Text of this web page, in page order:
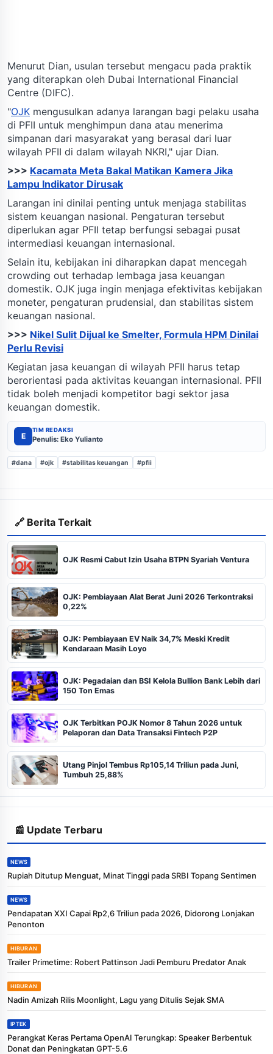
Menurut Dian, usulan tersebut mengacu pada praktik
yang diterapkan oleh Dubai International Financial
Centre (DIFC).
"OJK mengusulkan adanya larangan bagi pelaku usaha
di PFII untuk menghimpun dana atau menerima
simpanan dari masyarakat yang berasal dari luar
wilayah PFII di dalam wilayah NKRI," ujar Dian.
>>> Kacamata Meta Bakal Matikan Kamera Jika
Lampu Indikator Dirusak
Larangan ini dinilai penting untuk menjaga stabilitas
sistem keuangan nasional. Pengaturan tersebut
diperlukan agar PFII tetap berfungsi sebagai pusat
intermediasi keuangan internasional.
Selain itu, kebijakan ini diharapkan dapat mencegah
crowding out terhadap lembaga jasa keuangan
domestik. OJK juga ingin menjaga efektivitas kebijakan
moneter, pengaturan prudensial, dan stabilitas sistem
keuangan nasional.
>>> Nikel Sulit Dijual ke Smelter, Formula HPM Dinilai
Perlu Revisi
Kegiatan jasa keuangan di wilayah PFII harus tetap
berorientasi pada aktivitas keuangan internasional. PFII
tidak boleh menjadi kompetitor bagi sektor jasa
keuangan domestik.
E
TIM REDAKSI
Penulis: Eko Yulianto
#dana #ojk #stabilitas keuangan #pfii
🔗 Berita Terkait
OJK Resmi Cabut Izin Usaha BTPN Syariah Ventura
OJK: Pembiayaan Alat Berat Juni 2026 Terkontraksi
0,22%
OJK: Pembiayaan EV Naik 34,7% Meski Kredit
Kendaraan Masih Loyo
OJK: Pegadaian dan BSI Kelola Bullion Bank Lebih dari
150 Ton Emas
OJK Terbitkan POJK Nomor 8 Tahun 2026 untuk
Pelaporan dan Data Transaksi Fintech P2P
Utang Pinjol Tembus Rp105,14 Triliun pada Juni,
Tumbuh 25,88%
📰 Update Terbaru
NEWS
Rupiah Ditutup Menguat, Minat Tinggi pada SRBI Topang Sentimen
NEWS
Pendapatan XXI Capai Rp2,6 Triliun pada 2026, Didorong Lonjakan
Penonton
HIBURAN
Trailer Primetime: Robert Pattinson Jadi Pemburu Predator Anak
HIBURAN
Nadin Amizah Rilis Moonlight, Lagu yang Ditulis Sejak SMA
IPTEK
Perangkat Keras Pertama OpenAI Terungkap: Speaker Berbentuk
Donat dan Peningkatan GPT-5.6